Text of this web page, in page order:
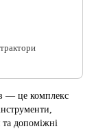
— це комплекс
та допоміжні